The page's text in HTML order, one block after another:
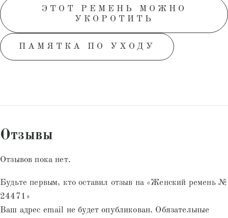
ЭТОТ РЕМЕНЬ МОЖНО
УКОРОТИТЬ
ПАМЯТКА ПО УХОДУ
Отзывы
Отзывов пока нет.
Будьте первым, кто оставил отзыв на «Женский ремень №
24471»
Ваш адрес email не будет опубликован. Обязательные